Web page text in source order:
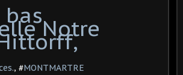
Notre
, #MONTMARTRE